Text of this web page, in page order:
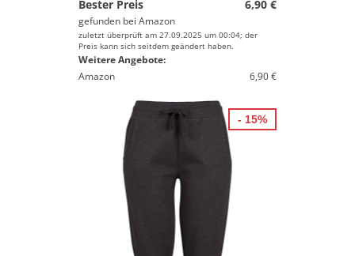
Bester Preis 6,90 €
gefunden bei Amazon
zuletzt überprüft am 27.09.2025 um 00:04; der
Preis kann sich seitdem geändert haben.
Weitere Angebote:
Amazon
6,90 €
- 15%